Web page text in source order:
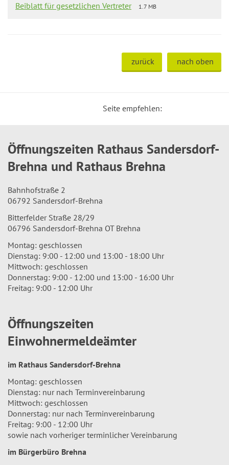
Beiblatt für gesetzlichen Vertreter 1.7 MB
zurück nach oben
Seite empfehlen:
Öffnungszeiten Rathaus Sandersdorf-
Brehna und Rathaus Brehna
Bahnhofstraße 2
06792 Sandersdorf-Brehna
Bitterfelder Straße 28/29
06796 Sandersdorf-Brehna OT Brehna
Montag: geschlossen
Dienstag: 9:00 - 12:00 und 13:00 - 18:00 Uhr
Mittwoch: geschlossen
Donnerstag: 9:00 - 12:00 und 13:00 - 16:00 Uhr
Freitag: 9:00 - 12:00 Uhr
Öffnungszeiten
Einwohnermeldeämter
im Rathaus Sandersdorf-Brehna
Montag: geschlossen
Dienstag: nur nach Terminvereinbarung
Mittwoch: geschlossen
Donnerstag: nur nach Terminvereinbarung
Freitag: 9:00 - 12:00 Uhr
sowie nach vorheriger terminlicher Vereinbarung
im Bürgerbüro Brehna